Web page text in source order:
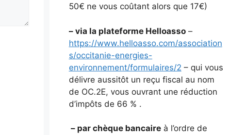
50€ ne vous coûtant alors que 17€)
– via la plateforme Helloasso–
https://www.helloasso.com/association
s/occitanie-energies-
environnement/formulaires/2 – qui vous
délivre aussitôt un reçu fiscal au nom
de OC.2E, vous ouvrant une réduction
d’impôts de 66 % .
– par chèque bancaireà l’ordre de